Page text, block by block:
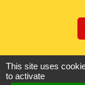
le lundi
This site uses
to activate